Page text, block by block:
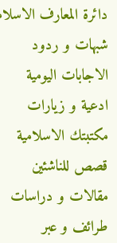
المعارف الاسلامية
و ردود
اليومية
و زيارات
الاسلامية
للناشئين
و دراسات
و عبر